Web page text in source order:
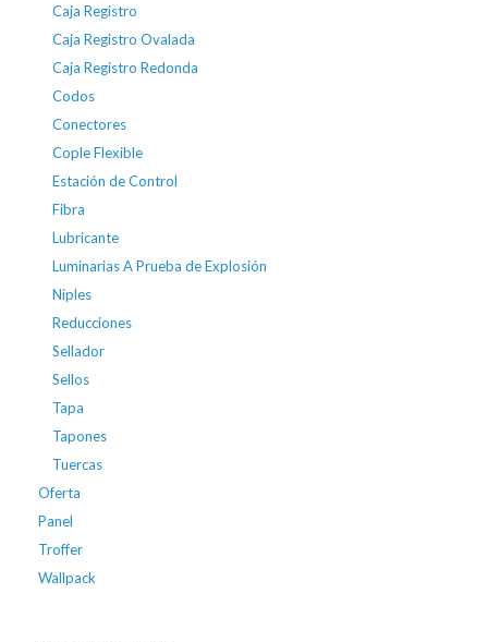
Caja Registro
Caja Registro Ovalada
Caja Registro Redonda
Codos
Conectores
Cople Flexible
Estación de Control
Fibra
Lubricante
Luminarias A Prueba de Explosión
Niples
Reducciones
Sellador
Sellos
Tapa
Tapones
Tuercas
Oferta
Panel
Troffer
Wallpack